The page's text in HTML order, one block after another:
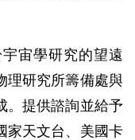
宙學研究的望遠
理研究所籌備處與
。提供諮詢並給予
家天文台、美國卡